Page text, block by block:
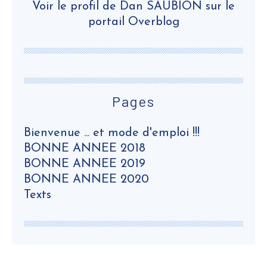
Pages
Bienvenue ... et mode d'emploi !!!
BONNE ANNEE 2018
BONNE ANNEE 2019
BONNE ANNEE 2020
Texts
Voir le profil de Dan SAUBION sur le
portail Overblog